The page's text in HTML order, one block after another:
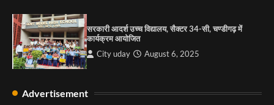
सरकारी आदर्श उच्च विद्यालय, सैक्टर 34-सी, चण्डीगढ़ में
कार्यक्रम आयोजित
City uday August 6, 2025
Advertisement